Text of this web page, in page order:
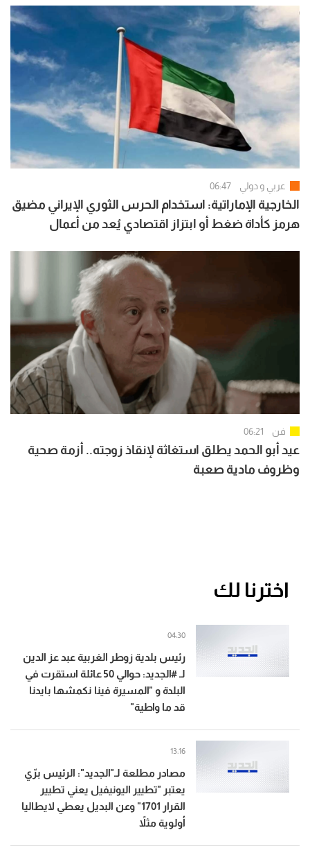
عربي و دولي 06:47
الخارجية الإماراتية: استخدام الحرس الثوري الإيراني مضيق
هرمز كأداة ضغط أو ابتزاز اقتصادي يُعد من أعمال
فن 06:21
عيد أبو الحمد يطلق استغاثة لإنقاذ زوجته.. أزمة صحية
وظروف مادية صعبة
اخترنا لك
رئيس بلدية زوطر الغربية عبد عز الدين
لـ #الجديد: حوالي 50 عائلة استقرت في
البلدة و "المسيرة فينا نكمشها بايدنا
قد ما واطية"
04:30
مصادر مطلعة لـ"الجديد": الرئيس برّي
يعتبر "تطيير اليونيفيل يعني تطيير
القرار 1701" وعن البديل يعطي لايطاليا
أولوية مثلاً
13:16